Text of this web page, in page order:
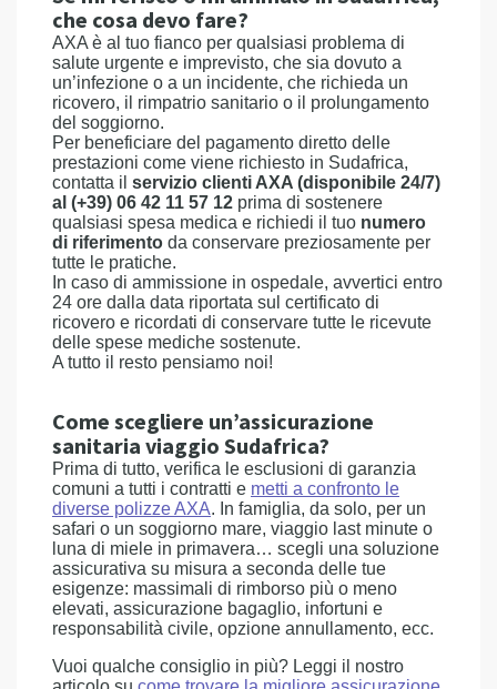
che cosa devo fare?
AXA è al tuo fianco per qualsiasi problema di
salute urgente e imprevisto, che sia dovuto a
un’infezione o a un incidente, che richieda un
ricovero, il rimpatrio sanitario o il prolungamento
del soggiorno.
Per beneficiare del pagamento diretto delle
prestazioni come viene richiesto in Sudafrica,
contatta il servizio clienti AXA (disponibile 24/7)
al (+39) 06 42 11 57 12 prima di sostenere
qualsiasi spesa medica e richiedi il tuo numero
di riferimento da conservare preziosamente per
tutte le pratiche.
In caso di ammissione in ospedale, avvertici entro
24 ore dalla data riportata sul certificato di
ricovero e ricordati di conservare tutte le ricevute
delle spese mediche sostenute.
A tutto il resto pensiamo noi!
Come scegliere un’assicurazione
sanitaria viaggio Sudafrica?
Prima di tutto, verifica le esclusioni di garanzia
comuni a tutti i contratti e metti a confronto le
diverse polizze AXA. In famiglia, da solo, per un
safari o un soggiorno mare, viaggio last minute o
luna di miele in primavera… scegli una soluzione
assicurativa su misura a seconda delle tue
esigenze: massimali di rimborso più o meno
elevati, assicurazione bagaglio, infortuni e
responsabilità civile, opzione annullamento, ecc.
Vuoi qualche consiglio in più? Leggi il nostro